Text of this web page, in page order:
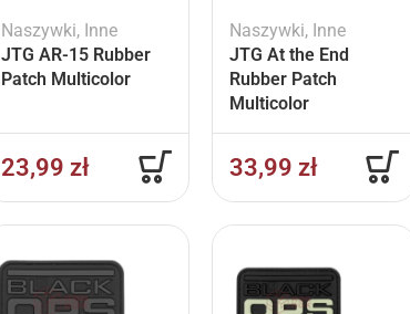
Naszywki, Inne
JTG AR-15 Rubber
Patch Multicolor
23,99zł
Naszywki, Inne
JTG At the End
Rubber Patch
Multicolor
33,99 zł